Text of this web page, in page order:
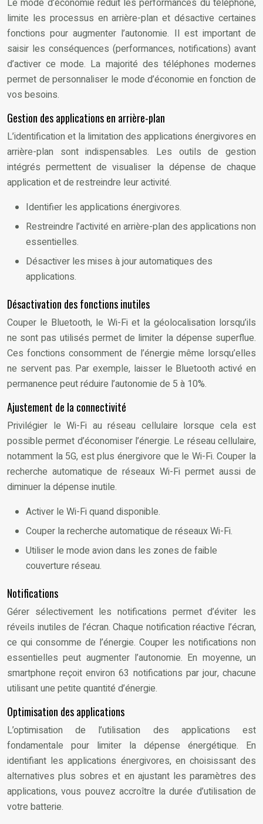
Le mode d’économie réduit les performances du téléphone,
limite les processus en arrière-plan et désactive certaines
fonctions pour augmenter l’autonomie. Il est important de
saisir les conséquences (performances, notifications) avant
d’activer ce mode. La majorité des téléphones modernes
permet de personnaliser le mode d’économie en fonction de
vos besoins.
Gestion des applications en arrière-plan
L’identification et la limitation des applications énergivores en
arrière-plan sont indispensables. Les outils de gestion
intégrés permettent de visualiser la dépense de chaque
application et de restreindre leur activité.
Identifier les applications énergivores.
Restreindre l’activité en arrière-plan des applications non
essentielles.
Désactiver les mises à jour automatiques des
applications.
Désactivation des fonctions inutiles
Couper le Bluetooth, le Wi-Fi et la géolocalisation lorsqu’ils
ne sont pas utilisés permet de limiter la dépense superflue.
Ces fonctions consomment de l’énergie même lorsqu’elles
ne servent pas. Par exemple, laisser le Bluetooth activé en
permanence peut réduire l’autonomie de 5 à 10%.
Ajustement de la connectivité
Privilégier le Wi-Fi au réseau cellulaire lorsque cela est
possible permet d’économiser l’énergie. Le réseau cellulaire,
notamment la 5G, est plus énergivore que le Wi-Fi. Couper la
recherche automatique de réseaux Wi-Fi permet aussi de
diminuer la dépense inutile.
Activer le Wi-Fi quand disponible.
Couper la recherche automatique de réseaux Wi-Fi.
Utiliser le mode avion dans les zones de faible
couverture réseau.
Notifications
Gérer sélectivement les notifications permet d’éviter les
réveils inutiles de l’écran. Chaque notification réactive l’écran,
ce qui consomme de l’énergie. Couper les notifications non
essentielles peut augmenter l’autonomie. En moyenne, un
smartphone reçoit environ 63 notifications par jour, chacune
utilisant une petite quantité d’énergie.
Optimisation des applications
L’optimisation de l’utilisation des applications est
fondamentale pour limiter la dépense énergétique. En
identifiant les applications énergivores, en choisissant des
alternatives plus sobres et en ajustant les paramètres des
applications, vous pouvez accroître la durée d’utilisation de
votre batterie.